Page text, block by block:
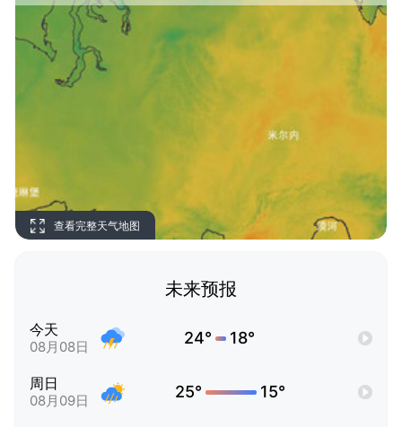
查看完整天气地图
未来预报
今天
08月08日 24° 18°
周日
08月09日 25° 15°